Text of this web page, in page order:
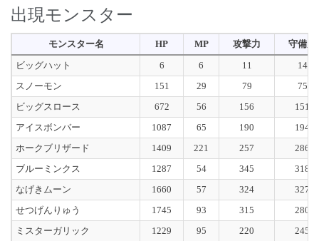
出現モンスター
モンスター名 HP MP 攻撃力
守備力
ビッグハット
6 6 11
14
スノーモン
151 29 79
75
ビッグスロース
672 56 156
151
アイスボンバー
1087 65 190
194
ホークブリザード
1409 221 257
286
ブルーミンクス
1287 54 345
318
なげきムーン
1660 57 324
327
せつげんりゅう
1745 93 315
280
ミスターガリック
1229 95 220
245